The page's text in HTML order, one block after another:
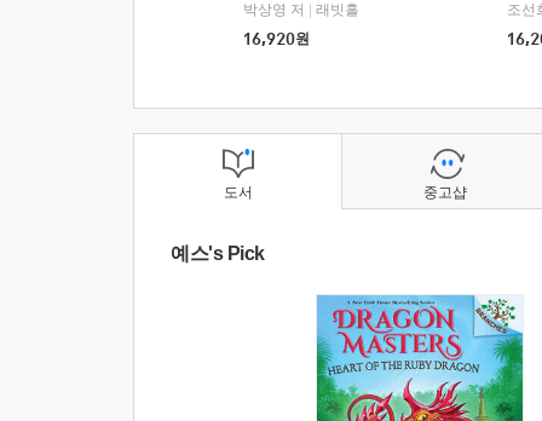
박상영 저
래빗홀
16,920원
조선
도서
예스's Pick
중고샵